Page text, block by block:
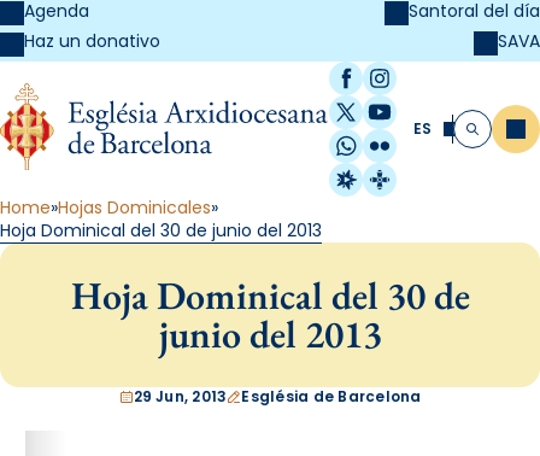
Agenda
Haz un donativo
Santoral del día
SAVA
Facebook
Instagram
X / Twitter
YouTube
WhatsApp
Flickr
Radio Estel
Catalunya
ES Buscar
Home Hojas Dominicales
Hoja Dominical del 30 de junio del 2013
Hoja Dominical del 30 de
junio del 2013
29 Jun, 2013 Església de Barcelona